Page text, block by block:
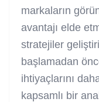
markaların
avantajı elde
stratejiler
başlamadan
ihtiyaçlarını
kapsamlı bir